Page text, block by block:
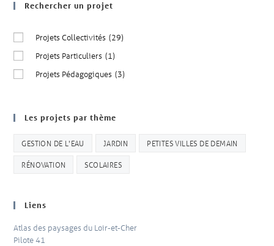
Rechercher un projet
Projets Collectivités (29)
Projets Particuliers (1)
Projets Pédagogiques (3)
Les projets par thème
GESTION DE L'EAU JARDIN PETITES VILLES DE DEMAIN
RÉNOVATION SCOLAIRES
Liens
Atlas des paysages du Loir-et-Cher
Pilote 41